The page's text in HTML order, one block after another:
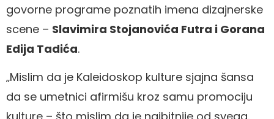
govorne programe poznatih imena dizajnerske
scene – Slavimira Stojanovića Futra i Gorana
Edija Tadića.
„Mislim da je Kaleidoskop kulture sjajna šansa
da se umetnici afirmišu kroz samu promociju